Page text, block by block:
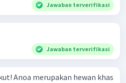
Jawaban terverifikasi
Jawaban terverifikasi
khas